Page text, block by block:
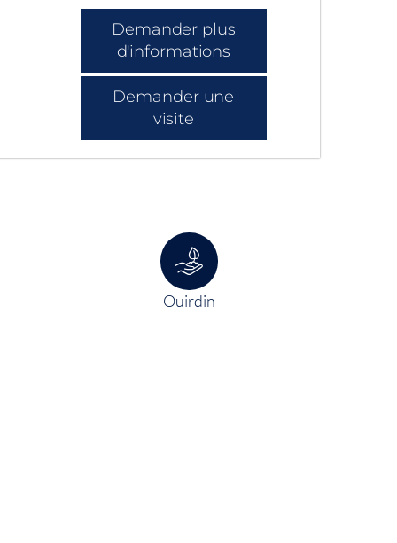
Demander plus
d'informations
Demander une
visite
Ouirdin